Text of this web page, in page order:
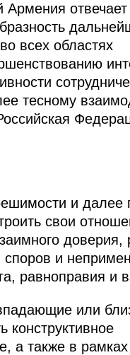
Армения
всех областях
тесному
и далее
свои
доверия,
споров и
равноправия и
или
а также в